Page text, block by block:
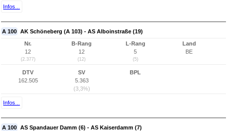
Infos...
A 100 AK Schöneberg (A 103) - AS Alboinstraße (19)
Nr.
12
(2.377)
B-Rang
12
(12)
L-Rang
5
(5)
Land
BE
DTV
162.505
SV
5.363
(3,3%)
BPL
Infos...
A 100 AS Spandauer Damm (6) - AS Kaiserdamm (7)